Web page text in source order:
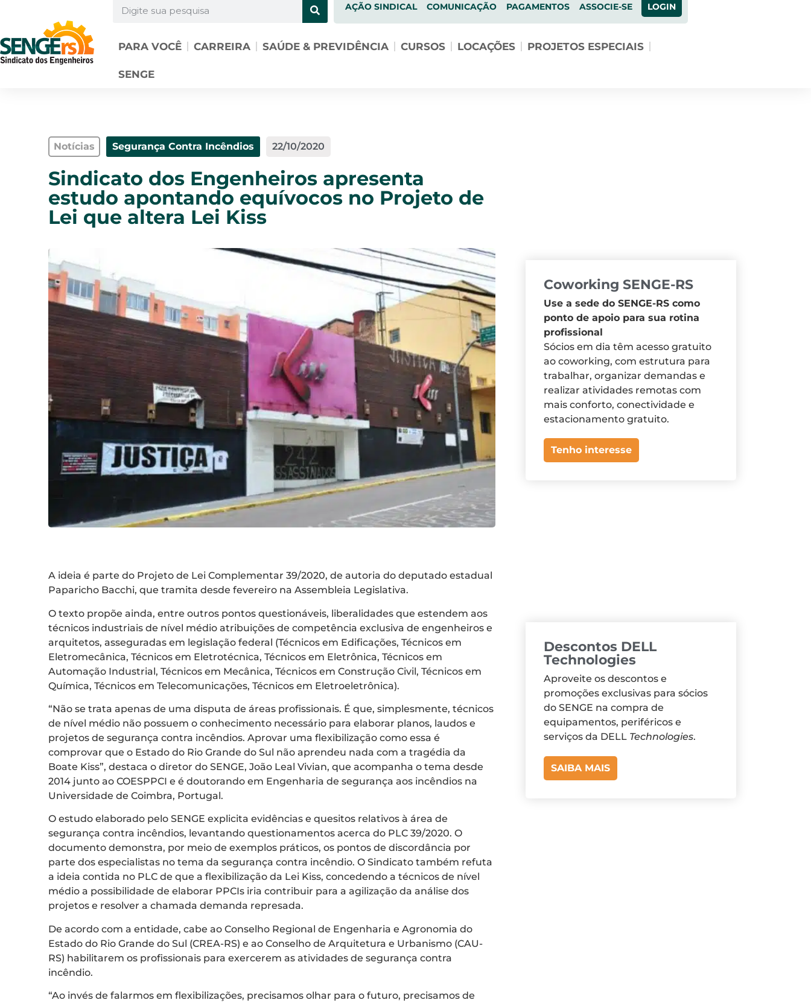
AÇÃO SINDICAL COMUNICAÇÃO PAGAMENTOS ASSOCIE-SE LOGIN
PARA VOCÊ CARREIRA SAÚDE & PREVIDÊNCIA CURSOS LOCAÇÕES PROJETOS ESPECIAIS
SENGE
Notícias Segurança Contra Incêndios 22/10/2020
Sindicato dos Engenheiros apresenta
estudo apontando equívocos no Projeto de
Lei que altera Lei Kiss
A ideia é parte do Projeto de Lei Complementar 39/2020, de autoria do deputado estadual
Paparicho Bacchi, que tramita desde fevereiro na Assembleia Legislativa.
O texto propõe ainda, entre outros pontos questionáveis, liberalidades que estendem aos
técnicos industriais de nível médio atribuições de competência exclusiva de engenheiros e
arquitetos, asseguradas em legislação federal (Técnicos em Edificações, Técnicos em
Eletromecânica, Técnicos em Eletrotécnica, Técnicos em Eletrônica, Técnicos em
Automação Industrial, Técnicos em Mecânica, Técnicos em Construção Civil, Técnicos em
Química, Técnicos em Telecomunicações, Técnicos em Eletroeletrônica).
“Não se trata apenas de uma disputa de áreas profissionais. É que, simplesmente, técnicos
de nível médio não possuem o conhecimento necessário para elaborar planos, laudos e
projetos de segurança contra incêndios. Aprovar uma flexibilização como essa é
comprovar que o Estado do Rio Grande do Sul não aprendeu nada com a tragédia da
Boate Kiss”, destaca o diretor do SENGE, João Leal Vivian, que acompanha o tema desde
2014 junto ao COESPPCI e é doutorando em Engenharia de segurança aos incêndios na
Universidade de Coimbra, Portugal.
O estudo elaborado pelo SENGE explicita evidências e quesitos relativos à área de
segurança contra incêndios, levantando questionamentos acerca do PLC 39/2020. O
documento demonstra, por meio de exemplos práticos, os pontos de discordância por
parte dos especialistas no tema da segurança contra incêndio. O Sindicato também refuta
a ideia contida no PLC de que a flexibilização da Lei Kiss, concedendo a técnicos de nível
médio a possibilidade de elaborar PPCIs iria contribuir para a agilização da análise dos
projetos e resolver a chamada demanda represada.
De acordo com a entidade, cabe ao Conselho Regional de Engenharia e Agronomia do
Estado do Rio Grande do Sul (CREA-RS) e ao Conselho de Arquitetura e Urbanismo (CAU-
RS) habilitarem os profissionais para exercerem as atividades de segurança contra
incêndio.
“Ao invés de falarmos em flexibilizações, precisamos olhar para o futuro, precisamos de
Coworking SENGE-RS
Use a sede do SENGE-RS como
ponto de apoio para sua rotina
profissional
Sócios em dia têm acesso gratuito
ao coworking, com estrutura para
trabalhar, organizar demandas e
realizar atividades remotas com
mais conforto, conectividade e
estacionamento gratuito.
Tenho interesse
Descontos DELL
Technologies
Aproveite os descontos e
promoções exclusivas para sócios
do SENGE na compra de
equipamentos, periféricos e
serviços da DELL Technologies.
SAIBA MAIS